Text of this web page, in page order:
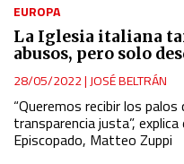
EUROPA
La Iglesia italiana
abusos, pero solo
28/05/2022| JOSÉ BELTRÁN
“Queremos recibir los
transparencia justa”,
Episcopado, Matteo Zuppi